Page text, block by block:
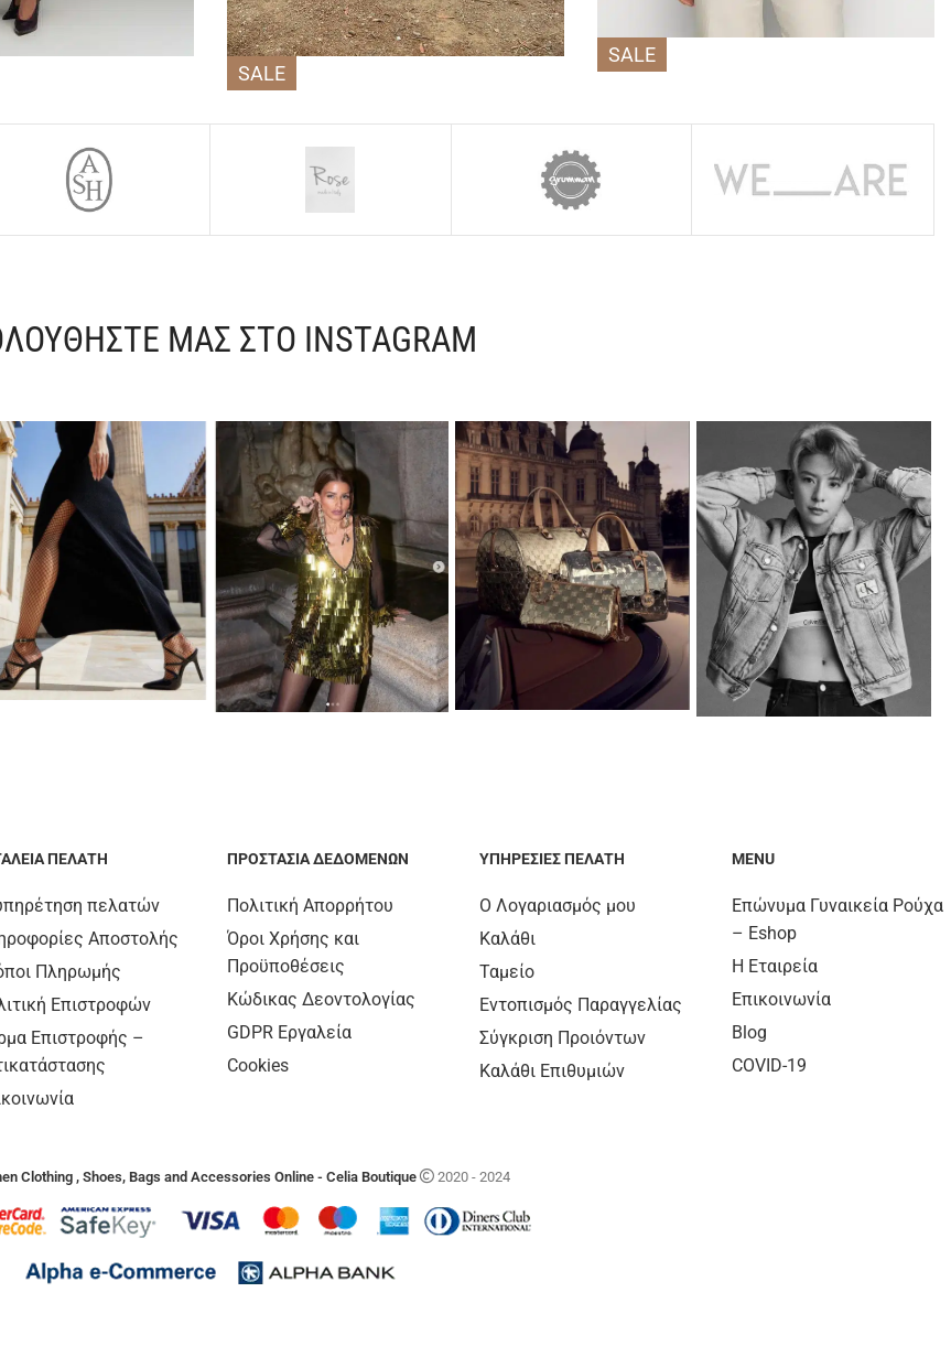
SALE
SALE
ΜΑΣ ΣΤΟ INSTAGRAM
ΠΕΛΆΤΗ
πελατών
Αποστολής
Πληρωμής
Επιστροφών
Επιστροφής –
ΠΡΟΣΤΑΣΊΑ ΔΕΔΟΜΈΝΩΝ
Πολιτική Απορρήτου
Όροι Χρήσης και
Προϋποθέσεις
Κώδικας Δεοντολογίας
GDPR Εργαλεία
Cookies
ΥΠΗΡΕΣΊΕΣ ΠΕΛΆΤΗ
Ο Λογαριασμός μου
Καλάθι
Ταμείο
Εντοπισμός Παραγγελίας
Σύγκριση Προιόντων
Καλάθι Επιθυμιών
MENU
Επώνυμα Γυναικεία Ρούχα
– Eshop
Η Εταιρεία
Επικοινωνία
Blog
COVID-19
Clothing , Shoes, Bags and Accessories Online - Celia Boutique 2020 - 2024